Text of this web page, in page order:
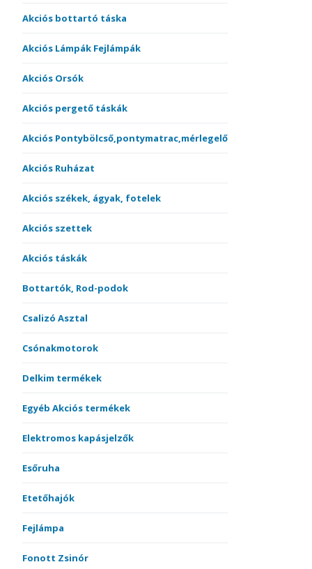
Akciós bottartó táska
Akciós Lámpák Fejlámpák
Akciós Orsók
Akciós pergető táskák
Akciós Pontybölcső,pontymatrac,mérlegelő
Akciós Ruházat
Akciós székek, ágyak, fotelek
Akciós szettek
Akciós táskák
Bottartók, Rod-podok
Csalizó Asztal
Csónakmotorok
Delkim termékek
Egyéb Akciós termékek
Elektromos kapásjelzők
Esőruha
Etetőhajók
Fejlámpa
Fonott Zsinór